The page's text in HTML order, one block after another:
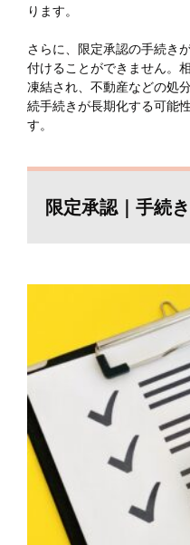
ります。
さらに、限定承認の手続き
付けることができません。
凍結され、不動産などの処
続手続きが長期化する可能
す。
限定承認｜手続